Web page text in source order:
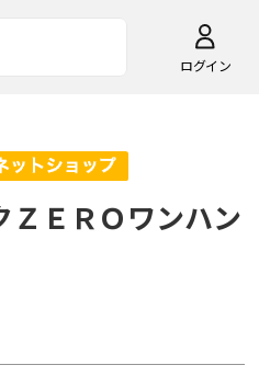
ログイン
ＥＲＯワンハン